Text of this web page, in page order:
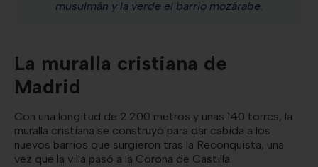
musulmán y la verde el barrio mozárabe.
La muralla cristiana de
Madrid
Con una longitud de 2.200 metros y unas 140 torres, la
muralla cristiana se construyó para dar cabida a los
nuevos barrios que surgieron tras la Reconquista, una
vez que la villa pasó a la Corona de Castilla.